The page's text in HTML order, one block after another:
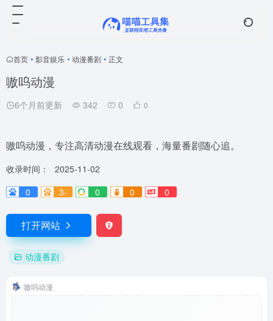
首页 • 影音娱乐 • 动漫番剧 • 正文
嗷呜动漫
6个月前更新 342 0 0
嗷呜动漫，专注高清动漫在线观看，海量番剧随心追。
收录时间：
2025-11-02
0
3- 0 0 0
打开网站
动漫番剧
嗷呜动漫